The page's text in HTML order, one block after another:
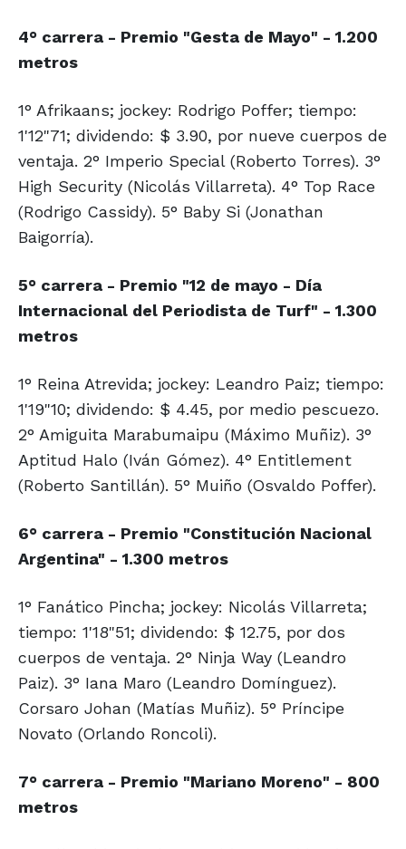
4° carrera - Premio "Gesta de Mayo" - 1.200
metros
1° Afrikaans; jockey: Rodrigo Poffer; tiempo:
1'12"71; dividendo: $ 3.90, por nueve cuerpos de
ventaja. 2° Imperio Special (Roberto Torres). 3°
High Security (Nicolás Villarreta). 4° Top Race
(Rodrigo Cassidy). 5° Baby Si (Jonathan
Baigorría).
5° carrera - Premio "12 de mayo - Día
Internacional del Periodista de Turf" - 1.300
metros
1° Reina Atrevida; jockey: Leandro Paiz; tiempo:
1'19"10; dividendo: $ 4.45, por medio pescuezo.
2° Amiguita Marabumaipu (Máximo Muñiz). 3°
Aptitud Halo (Iván Gómez). 4° Entitlement
(Roberto Santillán). 5° Muiño (Osvaldo Poffer).
6° carrera - Premio "Constitución Nacional
Argentina" - 1.300 metros
1° Fanático Pincha; jockey: Nicolás Villarreta;
tiempo: 1'18"51; dividendo: $ 12.75, por dos
cuerpos de ventaja. 2° Ninja Way (Leandro
Paiz). 3° Iana Maro (Leandro Domínguez).
Corsaro Johan (Matías Muñiz). 5° Príncipe
Novato (Orlando Roncoli).
7° carrera - Premio "Mariano Moreno" - 800
metros